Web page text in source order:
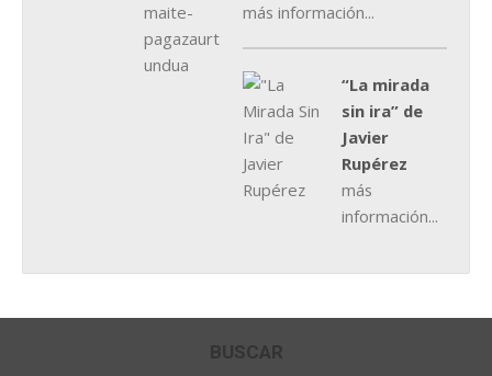
más información...
“La mirada
sin ira” de
Javier
Rupérez
más
información...
BUSCAR